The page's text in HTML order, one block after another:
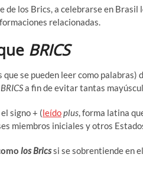
de los Brics, a celebrarse en
relacionadas.
BRICS
que se pueden leer como
BRICSa fin de evitar tantas
signo + (leídoplus, forma latina
miembros iniciales y otros
los Bricssi se sobrentiende en